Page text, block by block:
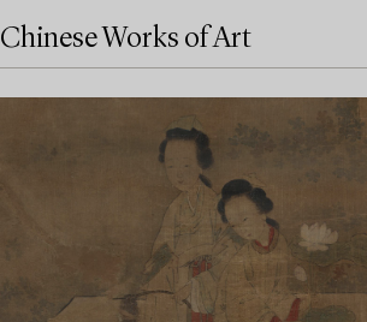
Chinese Works of Art